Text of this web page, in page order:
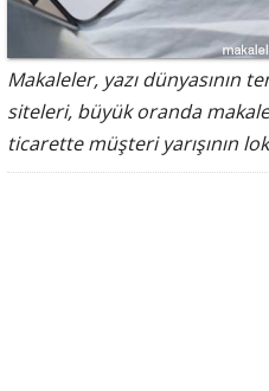
Makaleler, yazı dünyasının
siteleri, büyük oranda
ticarette müşteri yarışının